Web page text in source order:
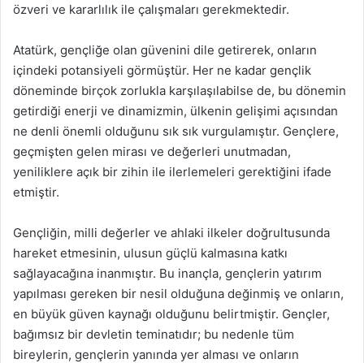
özveri ve kararlılık ile çalışmaları gerekmektedir.
Atatürk, gençliğe olan güvenini dile getirerek, onların
içindeki potansiyeli görmüştür. Her ne kadar gençlik
döneminde birçok zorlukla karşılaşılabilse de, bu dönemin
getirdiği enerji ve dinamizmin, ülkenin gelişimi açısından
ne denli önemli olduğunu sık sık vurgulamıştır. Gençlere,
geçmişten gelen mirası ve değerleri unutmadan,
yeniliklere açık bir zihin ile ilerlemeleri gerektiğini ifade
etmiştir.
Gençliğin, milli değerler ve ahlaki ilkeler doğrultusunda
hareket etmesinin, ulusun güçlü kalmasına katkı
sağlayacağına inanmıştır. Bu inançla, gençlerin yatırım
yapılması gereken bir nesil olduğuna değinmiş ve onların,
en büyük güven kaynağı olduğunu belirtmiştir. Gençler,
bağımsız bir devletin teminatıdır; bu nedenle tüm
bireylerin, gençlerin yanında yer alması ve onların